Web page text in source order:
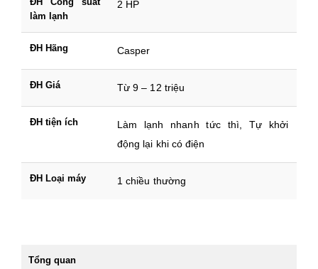
làm lạnh
2 HP
ĐH Hãng Casper
ĐH Giá Từ 9 – 12 triệu
ĐH tiện ích
Làm lạnh nhanh tức thì, Tự khởi
động lại khi có điện
ĐH Loại máy 1 chiều thường
Tổng quan